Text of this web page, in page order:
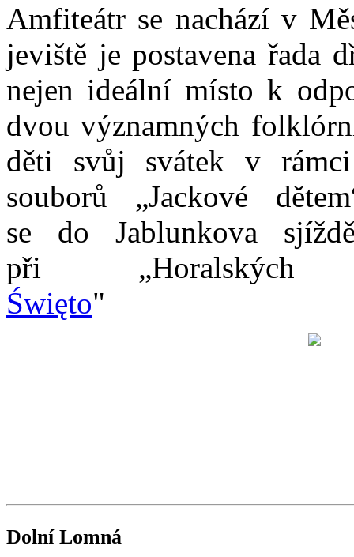
Amfiteátr se nachází v
jeviště je postavena řada
nejen ideální místo k
dvou významných
děti svůj svátek v
souborů „Jackové
se do Jablunkova
při „Horalských
Święto
Dolní Lomná